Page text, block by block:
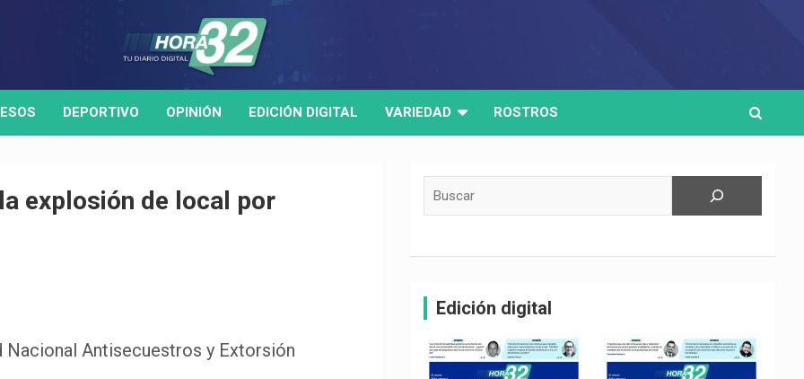
DEPORTIVO OPINIÓN EDICIÓN DIGITAL VARIEDAD ROSTROS
explosión de local por
Nacional Antisecuestros y Extorsión
Edición digital